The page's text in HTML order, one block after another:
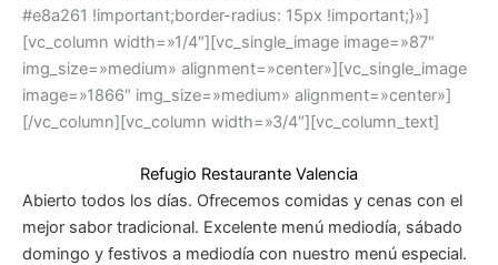
#e8a261 !important;border-radius: 15px !important;}»]
[vc_column width=»1/4″][vc_single_image image=»87″
img_size=»medium» alignment=»center»][vc_single_image
image=»1866″ img_size=»medium» alignment=»center»]
[/vc_column][vc_column width=»3/4″][vc_column_text]
Refugio Restaurante Valencia
Abierto todos los días. Ofrecemos comidas y cenas con el
mejor sabor tradicional. Excelente menú mediodía, sábado
domingo y festivos a mediodía con nuestro menú especial.